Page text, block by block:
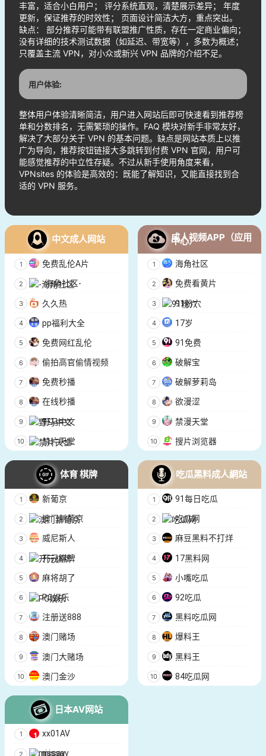
丰富，适合小白用户； 评分系统直观，清楚展示差异； 年度
更新，保证推荐的时效性； 页面设计简洁大方，重点突出。
缺点： 部分推荐可能带有联盟推广性质，存在一定商业偏向；
没有详细的技术测试数据（如延迟、带宽等），多数为概述；
只覆盖主流 VPN，对小众或新兴 VPN 品牌的介绍不足。
用户体验:
整体用户体验清晰简洁，用户进入网站后即可快速看到推荐榜
单和分数排名，无需繁琐的操作。FAQ 模块对新手非常友好，
解决了大部分关于 VPN 的基本问题。缺点是网站本质上以推
广为导向，推荐按钮链接大多跳转到付费 VPN 官网，用户可
能感觉推荐的中立性存疑。不过从新手使用角度来看，
VPNsites 的体验是高效的：既能了解知识，又能直接找到合
适的 VPN 服务。
中文成人网站
免费乱伦A片
-海角社区-
久久热
pp福利大全
免费网红乱伦
偷拍高官偷情视频
免费秒播
在线秒播
野马中文
禁片天堂
成人视频APP（应用
中心）
海角社区
免费看黄片
91粉穴
17岁
91免费
破解宝
破解萝莉岛
欲漫涩
禁漫天堂
搜片浏览器
体育 棋牌
新葡京
澳门新葡京
威尼斯人
开元棋牌
麻将胡了
PG娱乐
注册送888
澳门赌场
澳门大赌场
澳门金沙
吃瓜黑料成人網站
91每日吃瓜
吃瓜网
麻豆黑料不打烊
17黑料网
小嘴吃瓜
92吃瓜
黑料吃瓜网
爆料王
黑料王
84吃瓜网
日本AV网站
xx01AV
missav